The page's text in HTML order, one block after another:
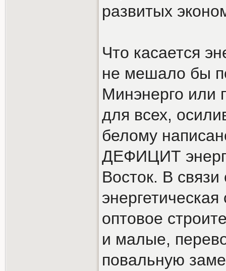
развитых
Что касается
не мешало бы
Минэнерго или
для всех,
белому
ДЕФИЦИТ
Восток. В связи
оптовое
и малые,
повальную